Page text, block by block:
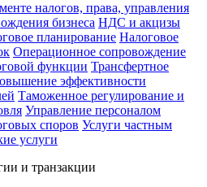
налогов, права, управления
бизнеса НДС и акцизы
планирование Налоговое
Операционное сопровождение
функции Трансфертное
эффективности
Таможенное регулирование и
Управление персоналом
споров Услуги частным
услуги
и транзакции